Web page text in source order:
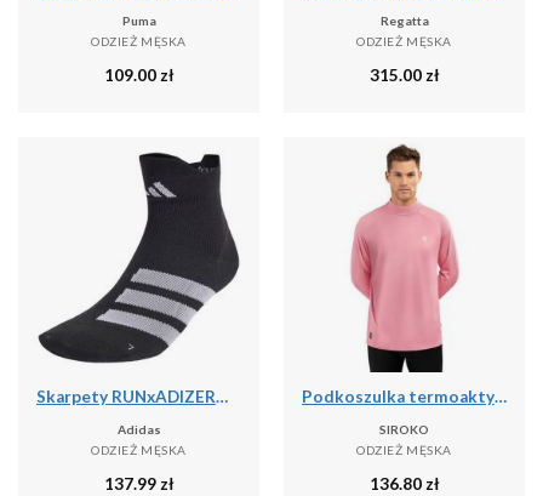
Puma
ODZIEŻ MĘSKA
109.00zł
Regatta
ODZIEŻ MĘSKA
315.00zł
Skarpety RUNxADIZERO 1 Pair
Adidas
ODZIEŻ MĘSKA
137.99zł
Podkoszulka termoaktywna do sportów zimowych męska SLUSH
SIROKO
ODZIEŻ MĘSKA
136.80zł